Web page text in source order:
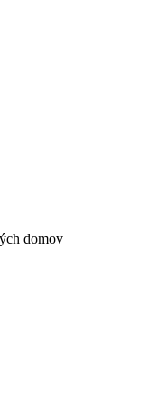
domov